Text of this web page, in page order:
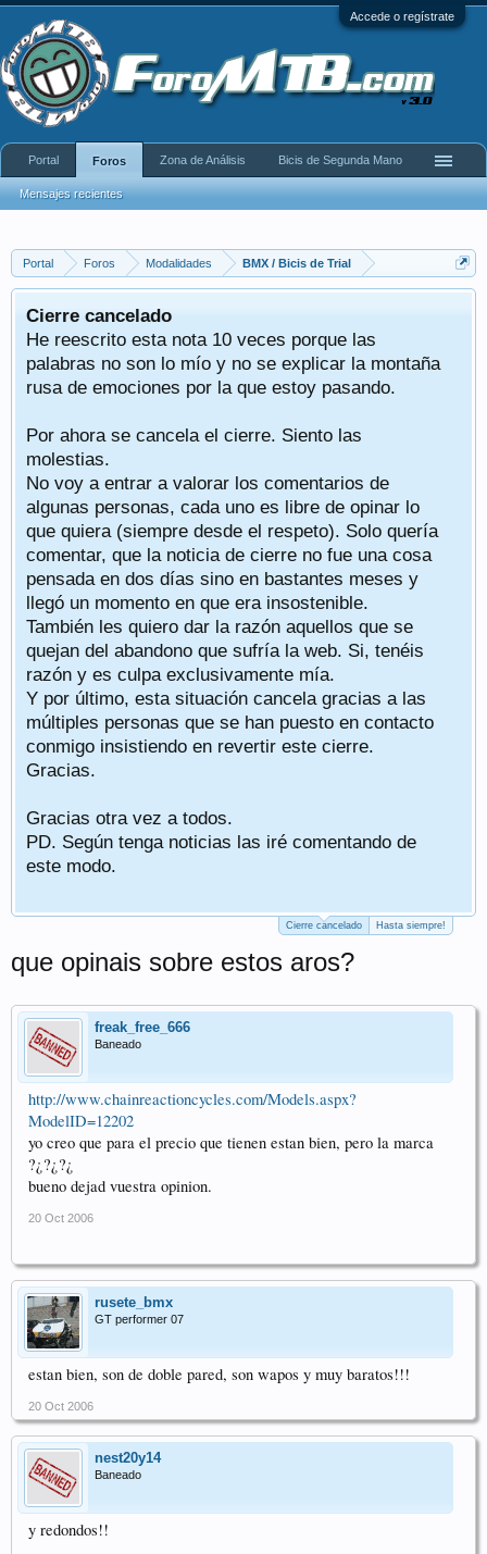
Accede o regístrate
Portal Foros Modalidades BMX / Bicis de Trial
Cierre cancelado
He reescrito esta nota 10 veces porque las
palabras no son lo mío y no se explicar la montaña
rusa de emociones por la que estoy pasando.
Por ahora se cancela el cierre. Siento las
molestias.
No voy a entrar a valorar los comentarios de
algunas personas, cada uno es libre de opinar lo
que quiera (siempre desde el respeto). Solo quería
comentar, que la noticia de cierre no fue una cosa
pensada en dos días sino en bastantes meses y
llegó un momento en que era insostenible.
También les quiero dar la razón aquellos que se
quejan del abandono que sufría la web. Si, tenéis
razón y es culpa exclusivamente mía.
Y por último, esta situación cancela gracias a las
múltiples personas que se han puesto en contacto
conmigo insistiendo en revertir este cierre.
Gracias.
Gracias otra vez a todos.
PD. Según tenga noticias las iré comentando de
este modo.
Cierre cancelado Hasta siempre!
que opinais sobre estos aros?
freak_free_666
Baneado
http://www.chainreactioncycles.com/Models.aspx?
ModelID=12202
yo creo que para el precio que tienen estan bien, pero la marca
?¿?¿?¿
bueno dejad vuestra opinion.
20 Oct 2006
rusete_bmx
GT performer 07
estan bien, son de doble pared, son wapos y muy baratos!!!
20 Oct 2006
nest20y14
Baneado
y redondos!!
Portal Foros
Mensajes recientes
Zona de Análisis Bicis de Segunda Mano